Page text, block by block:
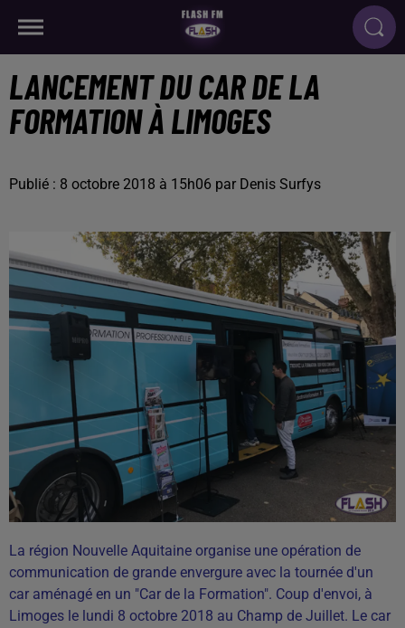
LANCEMENT DU CAR DE LA
FORMATION À LIMOGES
Publié : 8 octobre 2018 à 15h06 par Denis Surfys
La région Nouvelle Aquitaine organise une opération de
communication de grande envergure avec la tournée d'un
car aménagé en un "Car de la Formation". Coup d'envoi, à
Limoges le lundi 8 octobre 2018 au Champ de Juillet. Le car